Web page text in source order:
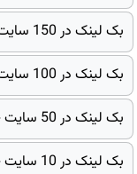
بک لینک در 150 سایت
بک لینک در 100 سایت
بک لینک در 50 سایت - پکیج 1
بک لینک در 10 سایت - پکیج 1